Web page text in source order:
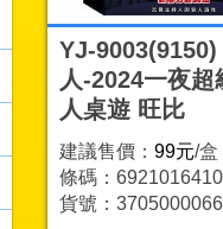
YJ-9003(9150)
人-2024一夜超
人桌遊 旺比
建議售價： 99元/盒
條碼：
貨號：3705000066